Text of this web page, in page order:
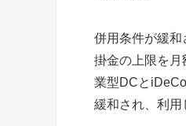
併用条件が緩
掛金の上限を月
業型DCと
緩和され、利用